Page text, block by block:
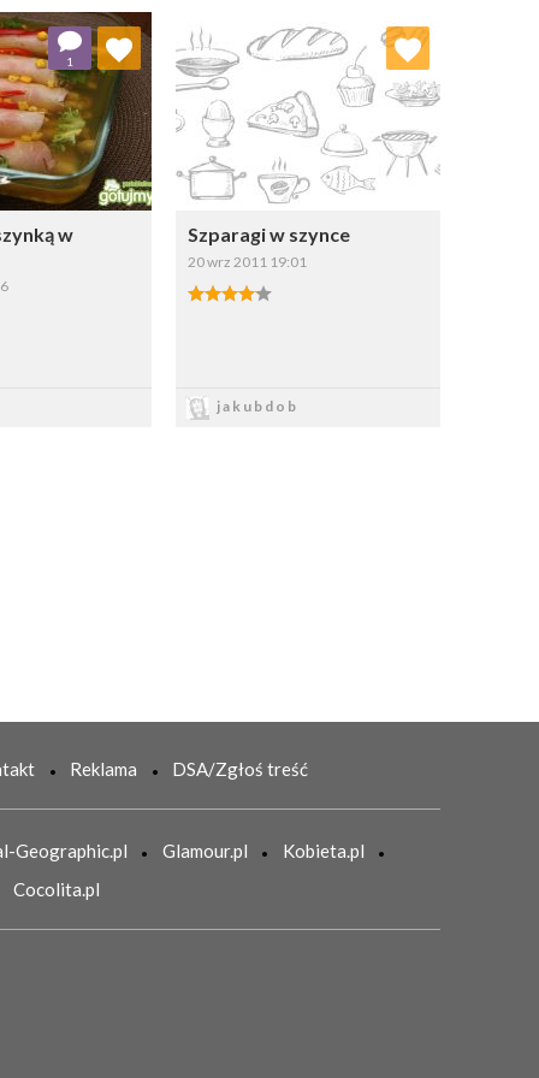
w
1
do ulubionych
Wybierz listę:
Szparagi w szynce
20 wrz 2011 19:01
jakubdob
Dodaj do ulubionych
Wybierz listę:
Reklama DSA/Zgłoś treść
Geographic.pl Glamour.pl
Kobieta.pl
Cocolita.pl